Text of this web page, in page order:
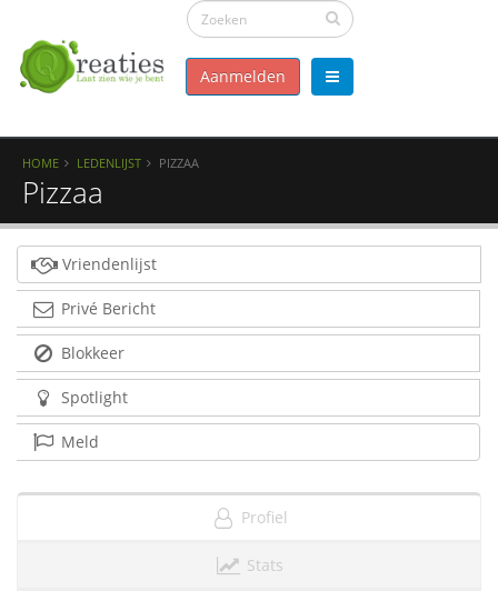
Aanmelden
HOME LEDENLIJST PIZZAA
Pizzaa
Vriendenlijst
Privé Bericht
Blokkeer
Spotlight
Meld
Profiel
Stats